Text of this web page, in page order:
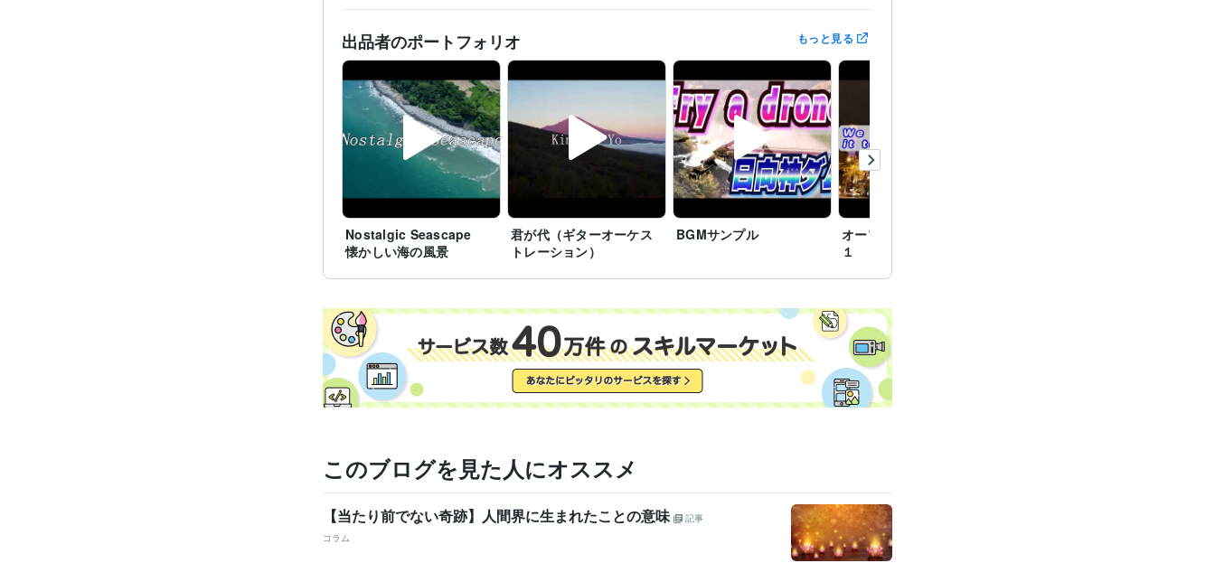
出品者のポートフォリオ もっと見る
Nostalgic Seascape
懐かしい海の風景
君が代（ギターオーケス
トレーション）
BGMサンプル
オープニング・サンプル
１
このブログを見た人にオススメ
【当たり前でない奇跡】人間界に生まれたことの意味
記事
コラム